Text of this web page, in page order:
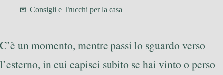
Consigli e Trucchi per la casa
C’è un momento, mentre passi lo sguardo verso
l’esterno, in cui capisci subito se hai vinto o perso